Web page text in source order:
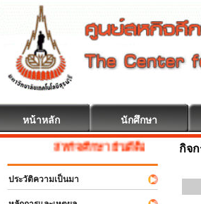
หน้าหลัก นักศึกษา
สหกิจศึกษา ยินดีต้อนรับ
ประวัติความเป็นมา
กิจ